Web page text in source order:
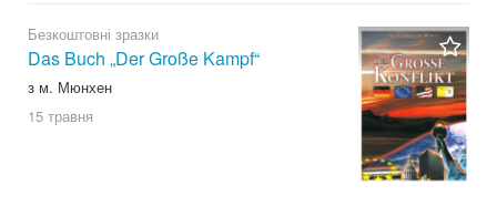
Безкоштовні зразки
Das Buch „Der Große Kampf“
з м. Мюнхен
15 травня